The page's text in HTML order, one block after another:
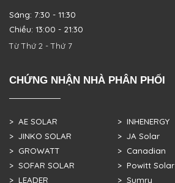
Sáng: 7:30 - 11:30
Chiều: 13:00 - 21:30
Từ Thứ 2 - Thứ 7
CHỨNG NHẬN NHÀ PHÂN PHỐI
> AE SOLAR
> JINKO SOLAR
> GROWATT
> SOFAR SOLAR
> LEADER
> INHENERGY
> JA Solar
> Canadian
> Powitt Solar
> Sumry